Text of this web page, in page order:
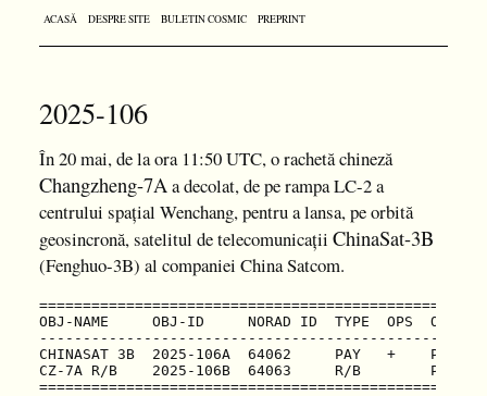
ACASĂ DESPRE SITE BULETIN COSMIC PREPRINT
2025-106
În 20 mai, de la ora 11:50 UTC, o rachetă chineză
Changzheng-7Aa decolat, de pe rampa LC-2 a
centrului spațial Wenchang, pentru a lansa, pe orbită
geosincronă, satelitul de telecomunicații ChinaSat-3B
(Fenghuo-3B) al companiei China Satcom.
OBJ-NAME     OBJ-ID     NORAD ID  TYPE  OPS  OWNER
CHINASAT 3B  2025-106A  64062     PAY   +
CZ-7A R/B    2025-106B  64063     R/B